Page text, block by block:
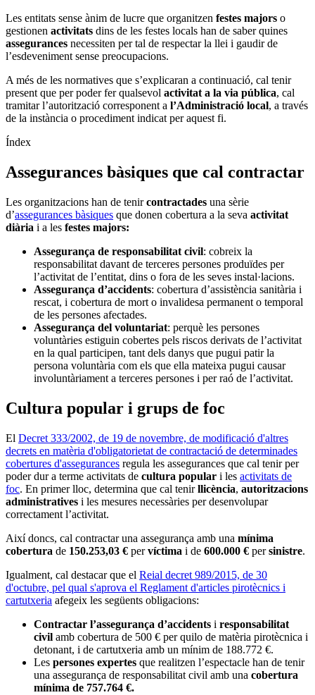
Les entitats sense ànim de lucre que organitzen festes majors o
gestionen activitats dins de les festes locals han de saber quines
assegurances necessiten per tal de respectar la llei i gaudir de
l’esdeveniment sense preocupacions.
A més de les normatives que s’explicaran a continuació, cal tenir
present que per poder fer qualsevol activitat a la via pública, cal
tramitar l’autorització corresponent a l’Administració local, a través
de la instància o procediment indicat per aquest fi.
Índex
Assegurances bàsiques que cal contractar
Les organitzacions han de tenircontractades una sèrie
d’assegurances bàsiques que donen cobertura a la seva activitat
diària i a les festes majors:
Assegurança de responsabilitat civil: cobreix la
responsabilitat davant de terceres persones produïdes per
l’activitat de l’entitat, dins o fora de les seves instal·lacions.
Assegurança d’accidents: cobertura d’assistència sanitària i
rescat, i cobertura de mort o invalidesa permanent o temporal
de les persones afectades.
Assegurança del voluntariat: perquè les persones
voluntàries estiguin cobertes pels riscos derivats de l’activitat
en la qual participen, tant dels danys que pugui patir la
persona voluntària com els que ella mateixa pugui causar
involuntàriament a terceres persones i per raó de l’activitat.
Cultura popular i grups de foc
El Decret 333/2002, de 19 de novembre, de modificació d'altres
decrets en matèria d'obligatorietat de contractació de determinades
cobertures d'assegurances regula les assegurances que cal tenir per
poder dur a terme activitats de cultura popular i les activitats de
foc. En primer lloc, determina que cal tenirllicència, autoritzacions
administratives i les mesures necessàries per desenvolupar
correctament l’activitat.
Així doncs, cal contractar una assegurança amb una mínima
cobertura de 150.253,03 € pervíctima i de 600.000 € persinistre.
Igualment, cal destacar que el Reial decret 989/2015, de 30
d'octubre, pel qual s'aprova el Reglament d'articles pirotècnics i
cartutxeria afegeix les següents obligacions:
Contractar l’assegurança d’accidents i responsabilitat
civil amb cobertura de 500 € per quilo de matèria pirotècnica i
detonant, i de cartutxeria amb un mínim de 188.772 €.
Les persones expertes que realitzen l’espectacle han de tenir
una assegurança de responsabilitat civil amb una cobertura
mínima de 757.764 €.